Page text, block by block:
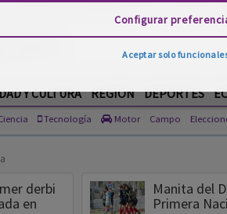
Y CULTURA REGIÓN DEPORTES
Tecnología Motor Campo
derbi
en
Manita del
Primera
Configurar
Aceptar solo